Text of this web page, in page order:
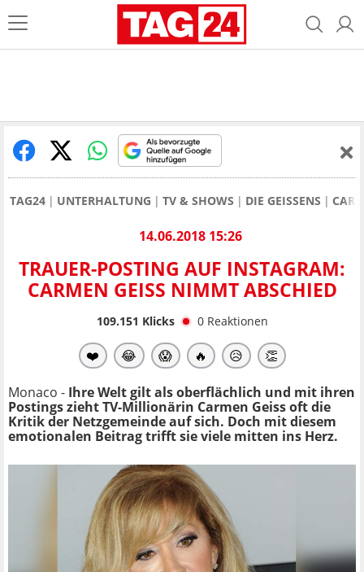
TAG24 UNTERHALTUNG TV & SHOWS DIE GEISSENS
14.06.2018 15:26
TRAUER-POSTING AUF INSTAGRAM:
CARMEN GEISS NIMMT ABSCHIED
109.151 Klicks 0 Reaktionen
❤️ 😂 😱 🔥 😥 👏
Monaco - Ihre Welt gilt als oberflächlich und mit ihren
Postings zieht TV-Millionärin Carmen Geiss oft die
Kritik der Netzgemeinde auf sich. Doch mit diesem
emotionalen Beitrag trifft sie viele mitten ins Herz.